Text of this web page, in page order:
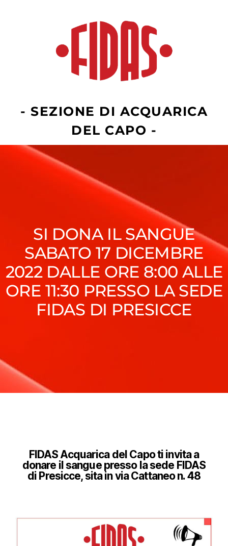
- SEZIONE DI ACQUARICA
DEL CAPO -
SI DONA IL SANGUE
SABATO 17 DICEMBRE
2022 DALLE ORE 8:00 ALLE
ORE 11:30 PRESSO LA SEDE
FIDAS DI PRESICCE
FIDAS Acquarica del Capo ti invita a
donare il sangue presso la sede FIDAS
di Presicce, sita in via Cattaneo n. 48